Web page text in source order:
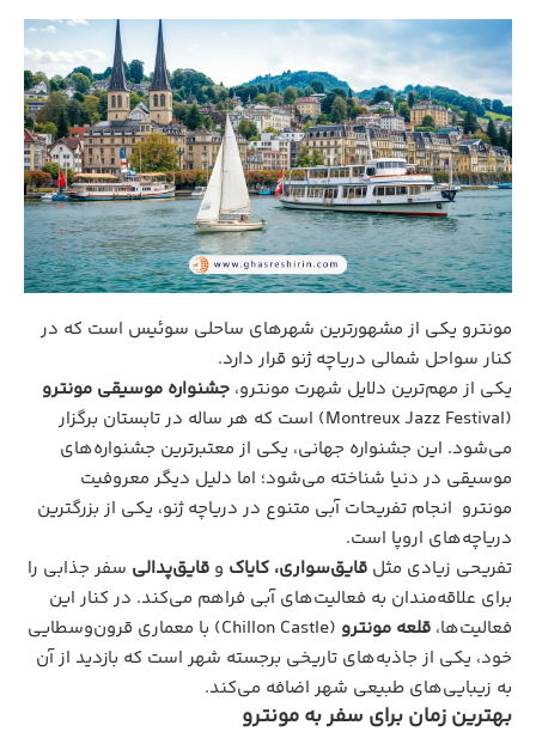
مونترو یکی از مشهورترین شهرهای ساحلی سوئیس است که در
کنار سواحل شمالی دریاچه ژنو قرار دارد.
یکی از مهم‌ترین دلایل شهرت مونترو، جشنواره موسیقی مونترو
(Montreux Jazz Festival) است که هر ساله در تابستان برگزار
می‌شود. این جشنواره جهانی، یکی از معتبرترین جشنواره‌های
موسیقی در دنیا شناخته می‌شود؛ اما دلیل دیگر معروفیت
مونترو انجام تفریحات آبی متنوع در دریاچه ژنو، یکی از بزرگترین
دریاچه‌های اروپا است.
تفریحی زیادی مثل قایق‌سواری، کایاک و قایق‌پدالی سفر جذابی را
برای علاقه‌مندان به فعالیت‌های آبی فراهم می‌کند. در کنار این
فعالیت‌ها، قلعه مونترو
(Chillon Castle) با معماری قرون‌وسطایی
خود، یکی از جاذبه‌های تاریخی برجسته شهر است که بازدید از آن
به زیبایی‌های طبیعی شهر اضافه می‌کند.
بهترین زمان برای سفر به مونترو